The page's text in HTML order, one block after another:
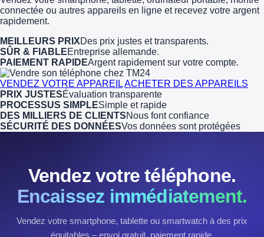
connectée ou autres appareils en ligne et recevez votre argent
rapidement.
MEILLEURS PRIXDes prix justes et transparents.
SÛR & FIABLEEntreprise allemande.
PAIEMENT RAPIDEArgent rapidement sur votre compte.
VENDEZ VOTRE APPAREILACHETER DES APPAREILS
PRIX JUSTESÉvaluation transparente
PROCESSUS SIMPLESimple et rapide
DES MILLIERS DE CLIENTSNous font confiance
SÉCURITÉ DES DONNÉESVos données sont protégées
Vendez votre téléphone.
Encaissez immédiatement.
Vendez votre smartphone, tablette ou smartwatch à des prix